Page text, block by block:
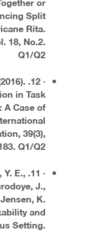
Split
Rita.
18, No.2.
Q1/Q2
in Task
A Case of
39(3),
Q1/Q2
Y. E.,
J.,
K.
and
Setting.